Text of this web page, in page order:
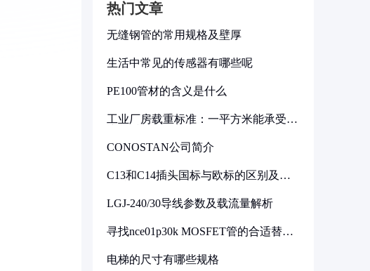
热门文章
无缝钢管的常用规格及壁厚
生活中常见的传感器有哪些呢
PE100管材的含义是什么
工业厂房载重标准：一平方米能承受多
CONOSTAN公司简介
C13和C14插头国标与欧标的区别及其
LGJ-240/30导线参数及载流量解析
寻找nce01p30k MOSFET管的合适替代
电梯的尺寸有哪些规格